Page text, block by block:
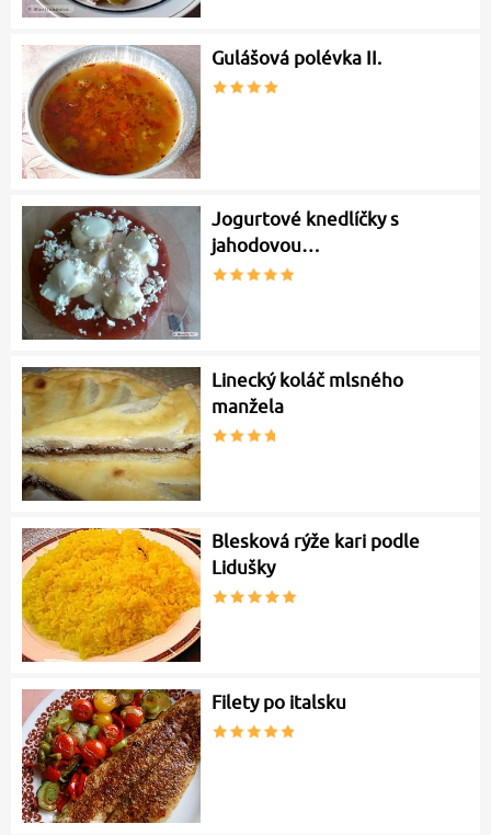
Gulášová polévka II.
Jogurtové knedlíčky s
jahodovou…
Linecký koláč mlsného
manžela
Blesková rýže kari podle
Lidušky
Filety po italsku